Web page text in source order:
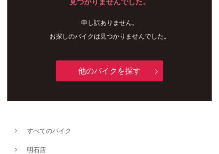
申し訳ありません。
お探しのバイクは見つかりませんでした。
他のバイクを探す
すべてのバイク
明石店